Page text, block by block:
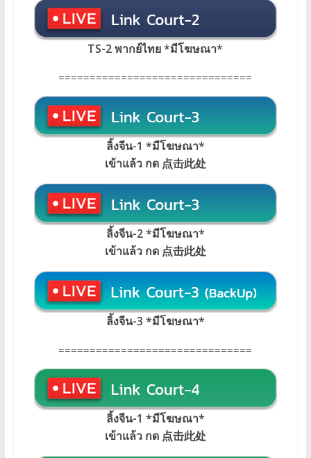
TS-2 พากย์ไทย*มีโฆษณา*
===============================
ลิ้งจีน-1 *มีโฆษณา*
เข้าแล้ว กด 点击此处
ลิ้งจีน-2 *มีโฆษณา*
เข้าแล้ว กด 点击此处
ลิ้งจีน-3 *มีโฆษณา*
===============================
ลิ้งจีน-1 *มีโฆษณา*
เข้าแล้ว กด 点击此处